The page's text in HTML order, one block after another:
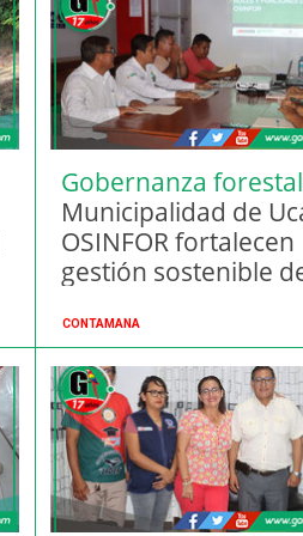
Gobernanza forestal
Municipalidad de
OSINFOR fortalecen
gestión sostenible
CONTAMANA